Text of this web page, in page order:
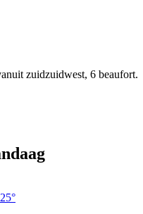
zuidzuidwest, 6 beaufort.
25°